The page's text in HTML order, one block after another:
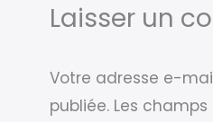
Laisser un
Votre adresse e-
publiée. Les